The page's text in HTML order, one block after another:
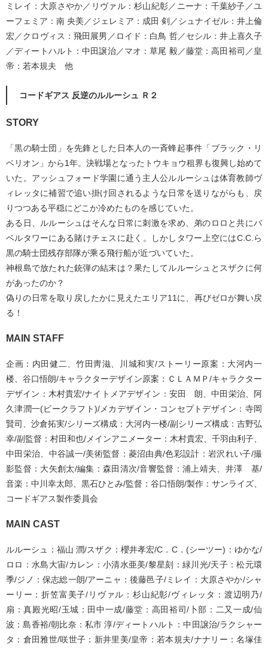
ミレイ：大原さやか／リヴァル：杉山紀彰／ニーナ：千葉紗子／ユ
ーフェミア：南 央美／ジェレミア：成田 剣／シュナイゼル：井上倫
宏／クロヴィス：飛田展男／ロイド：白鳥 哲／セシル：井上喜久子
／ディートハルト：中田譲治／マオ：草尾 毅／藤堂：高田裕司／皇
帝：若本規夫 他
コードギアス 反逆のルルーシュ Ｒ２
STORY
「黒の騎士団」を先鋒とした日本人の一斉蜂起事件「ブラック・リ
ベリオン」から1年。決戦場となったトウキョウ租界も復興し始めて
いた。アッシュフォード学園に通う主人公ルルーシュは体育教師ヴ
ィレッタに補習で追い掛け回されるような日常を送りながらも、戻
りつつある平穏にどこか冷めたものを感じていた。
ある日、ルルーシュはそんな日常に刺激を求め、弟のロロと共にバ
ベルタワーにある賭けチェスに赴く。しかしタワー上空にはC.C.ら
黒の騎士団残存部隊が乘る飛行船が近づいていた。
神根島で放たれた銃弾の結末は？果たしてルルーシュとスザクに何
があったのか？
偽りの日常を取り戻したかに見えたエリア11に、再びゼロが舞い戻
る！
MAIN STAFF
企画：内田健二、竹田靑滋、川城和実/ストーリー原案：大河内一
楼、谷口悟朗/キャラクターデザイン原案：ＣＬＡＭＰ/キャラクター
デザイン：木村貴宏/ナイトメアデザイン：安田 朗、中田栄治、阿
久津潤一(ビークラフト)/メカデザイン・コンセプトデザイン：寺岡
賢司、沙倉拓実/シリーズ構成：大河内一楼/副シリーズ構成：吉野弘
幸/副監督：村田和也/メインアニメーター：木村貴宏、千羽由利子、
中田栄治、中谷誠一/美術監督：菱沼由典/色彩設計：岩沢れい子/撮
影監督：大矢創太/編集：森田清次/音響監督：浦上靖夫、井澤 基/
音楽：中川幸太郎、黒石ひとみ/監督：谷口悟朗/製作：サンライズ、
コードギアス製作委員会
MAIN CAST
ルルーシュ：福山 潤/スザク：櫻井孝宏/C．C．(シーツー)：ゆかな/
ロロ：水島大宙/カレン：小清水亜美/黎星刻：緑川光/天子：松元環
季/ジノ：保志総一朗/アーニャ：後藤邑子/ミレイ：大原さやか/シャ
ーリー：折笠富美子/リヴァル：杉山紀彰/ヴィレッタ：渡辺明乃/
扇：真殿光昭/玉城：田中一成/藤堂：高田裕司/卜部：二又一成/仙
波：島香裕/朝比奈：私市 淳/ディートハルト：中田譲治/ラクシャー
タ：倉田雅世/咲世子：新井里美/皇帝：若本規夫/ナナリー：名塚佳